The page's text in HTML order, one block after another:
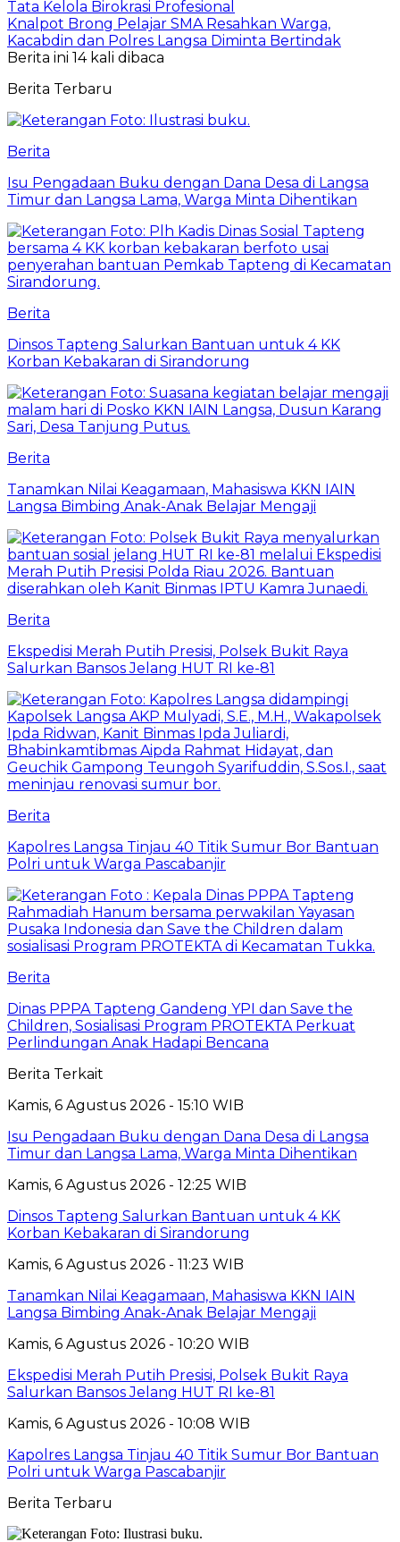
Tata Kelola Birokrasi Profesional
Knalpot Brong Pelajar SMA Resahkan Warga,
Kacabdin dan Polres Langsa Diminta Bertindak
Berita ini 14 kali dibaca
Berita Terbaru
Berita
Isu Pengadaan Buku dengan Dana Desa di Langsa
Timur dan Langsa Lama, Warga Minta Dihentikan
Berita
Dinsos Tapteng Salurkan Bantuan untuk 4 KK
Korban Kebakaran di Sirandorung
Berita
Tanamkan Nilai Keagamaan, Mahasiswa KKN IAIN
Langsa Bimbing Anak-Anak Belajar Mengaji
Berita
Ekspedisi Merah Putih Presisi, Polsek Bukit Raya
Salurkan Bansos Jelang HUT RI ke-81
Berita
Kapolres Langsa Tinjau 40 Titik Sumur Bor Bantuan
Polri untuk Warga Pascabanjir
Berita
Dinas PPPA Tapteng Gandeng YPI dan Save the
Children, Sosialisasi Program PROTEKTA Perkuat
Perlindungan Anak Hadapi Bencana
Berita Terkait
Kamis, 6 Agustus 2026 - 15:10 WIB
Isu Pengadaan Buku dengan Dana Desa di Langsa
Timur dan Langsa Lama, Warga Minta Dihentikan
Kamis, 6 Agustus 2026 - 12:25 WIB
Dinsos Tapteng Salurkan Bantuan untuk 4 KK
Korban Kebakaran di Sirandorung
Kamis, 6 Agustus 2026 - 11:23 WIB
Tanamkan Nilai Keagamaan, Mahasiswa KKN IAIN
Langsa Bimbing Anak-Anak Belajar Mengaji
Kamis, 6 Agustus 2026 - 10:20 WIB
Ekspedisi Merah Putih Presisi, Polsek Bukit Raya
Salurkan Bansos Jelang HUT RI ke-81
Kamis, 6 Agustus 2026 - 10:08 WIB
Kapolres Langsa Tinjau 40 Titik Sumur Bor Bantuan
Polri untuk Warga Pascabanjir
Berita Terbaru